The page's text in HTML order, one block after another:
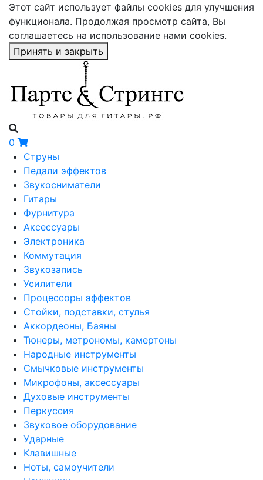
Этот сайт использует файлы cookies для улучшения
функционала. Продолжая просмотр сайта, Вы
соглашаетесь на использование нами cookies.
Принять и закрыть
0
Струны
Педали эффектов
Звукосниматели
Гитары
Фурнитура
Аксессуары
Электроника
Коммутация
Звукозапись
Усилители
Процессоры эффектов
Стойки, подставки, стулья
Аккордеоны, Баяны
Тюнеры, метрономы, камертоны
Народные инструменты
Смычковые инструменты
Микрофоны, аксессуары
Духовые инструменты
Перкуссия
Звуковое оборудование
Ударные
Клавишные
Ноты, самоучители